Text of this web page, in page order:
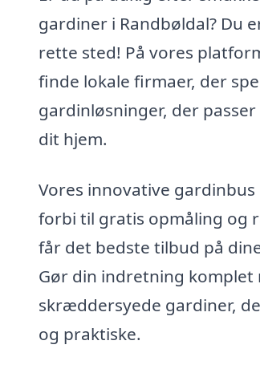
gardiner i Randbøldal? Du
rette sted! På vores
finde lokale firmaer, der
gardinløsninger, der
dit hjem.
Vores innovative
forbi til gratis opmåling og
får det bedste tilbud på
Gør din indretning komplet
skræddersyede gardiner,
og praktiske.